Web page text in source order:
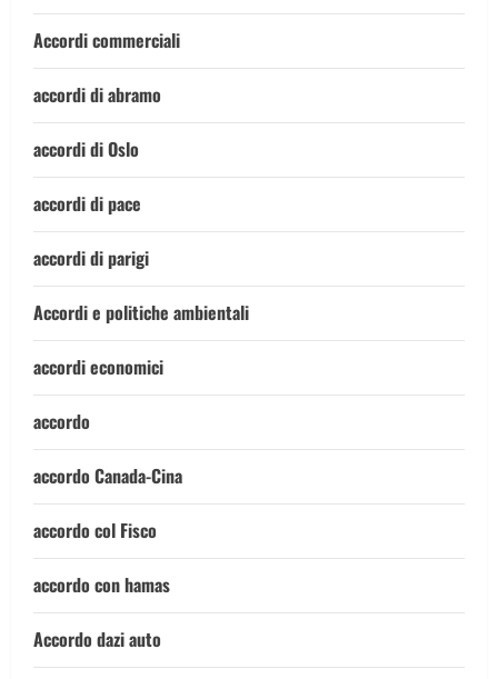
Accordi commerciali
accordi di abramo
accordi di Oslo
accordi di pace
accordi di parigi
Accordi e politiche ambientali
accordi economici
accordo
accordo Canada-Cina
accordo col Fisco
accordo con hamas
Accordo dazi auto